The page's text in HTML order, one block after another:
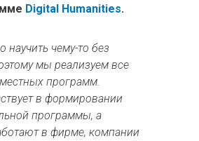
Digital Humanities.
чему-то без
мы реализуем все
программ.
в формировании
программы, а
в фирме, компании